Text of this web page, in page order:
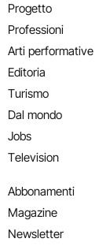
Progetto
Professioni
Arti performative
Editoria
Turismo
Dal mondo
Jobs
Television
Abbonamenti
Magazine
Newsletter